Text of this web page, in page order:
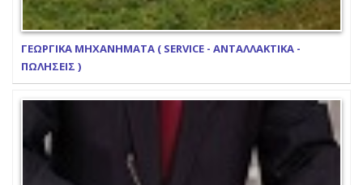
ΓΕΩΡΓΙΚΑ ΜΗΧΑΝΗΜΑΤΑ ( SERVICE - ΑΝΤΑΛΛΑΚΤΙΚΑ -
ΠΩΛΗΣΕΙΣ )